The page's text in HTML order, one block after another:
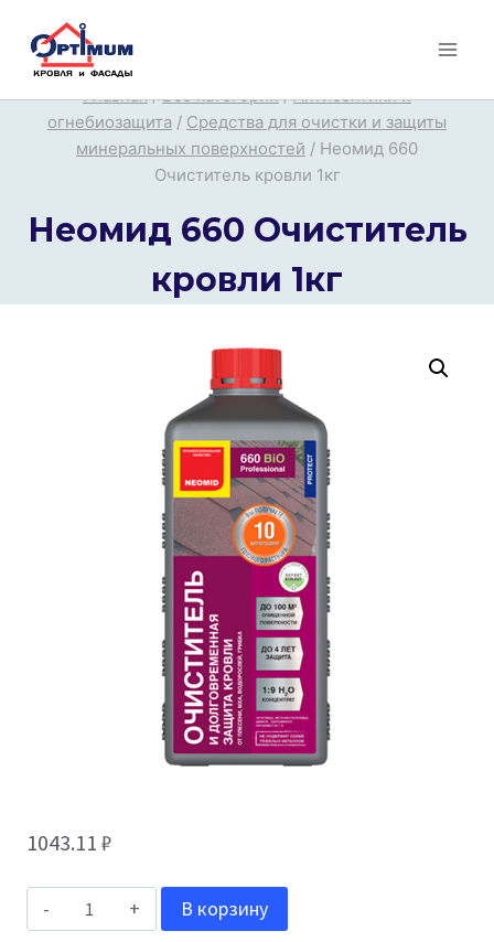
Перейти
Главная / Все категории / Антисептики и
огнебиозащита / Средства для очистки и защиты
минеральных поверхностей / Неомид 660
Очиститель кровли 1кг
Неомид 660 Очиститель
кровли 1кг
1043.11 ₽
Количество
В корзину